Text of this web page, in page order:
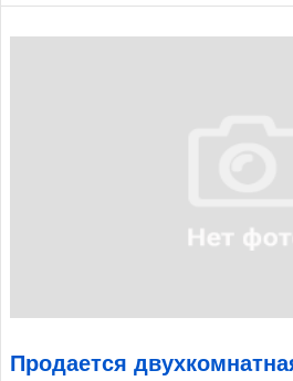
Продается